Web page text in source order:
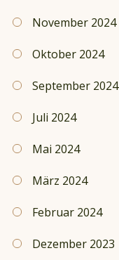
November 2024
Oktober 2024
September 2024
Juli 2024
Mai 2024
März 2024
Februar 2024
Dezember 2023